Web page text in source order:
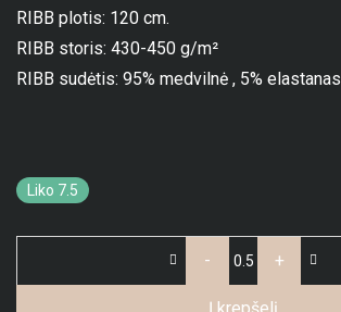
RIBB plotis: 120 cm.
RIBB storis: 430-450 g/m²
RIBB sudėtis: 95% medvilnė , 5% elastanas
Liko 7.5
- +